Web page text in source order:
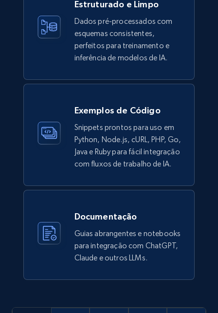
Description, In stock, Color, Size, Reviews
count, Main image, Category url, Category, and
more.
944+ 151+ Buy Now
Walmart sellers info
Seller id, URL, Catalog seller id, Seller name, Seller
display name, Seller email, Seller phone, Seller
about us, and more.
eCommerce
912+
Estruturado e Limpo
Dados pré-processados com
esquemas consistentes,
perfeitos para treinamento e
inferência de modelos de IA.
Exemplos de Código
Snippets prontos para uso em
Python, Node.js, cURL, PHP, Go,
Java e Ruby para fácil integração
com fluxos de trabalho de IA.
Documentação
Guias abrangentes e notebooks
para integração com ChatGPT,
Claude e outros LLMs.